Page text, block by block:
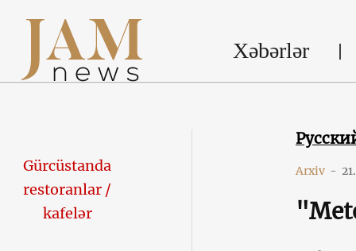
Xəbərlər
Gürcüstanda
restoranlar /
kafelər
Arxiv -